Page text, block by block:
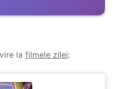
la filmele zilei: